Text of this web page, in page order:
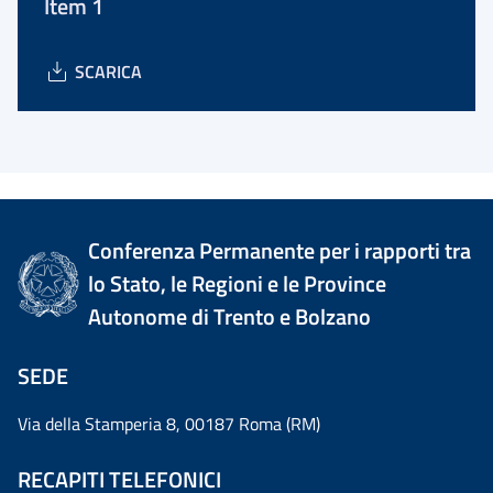
SCARICA
Conferenza Permanente per i rapporti tra
lo Stato, le Regioni e le Province
Autonome di Trento e Bolzano
SEDE
Via della Stamperia 8, 00187 Roma (RM)
RECAPITI TELEFONICI